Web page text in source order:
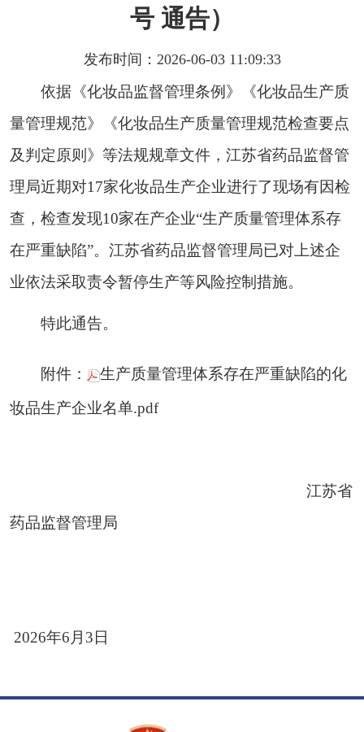
号 通告）
发布时间：2026-06-03 11:09:33
依据《化妆品监督管理条例》《化妆品生产质
量管理规范》《化妆品生产质量管理规范检查要点
及判定原则》等法规规章文件，江苏省药品监督管
理局近期对17家化妆品生产企业进行了现场有因检
查，检查发现10家在产企业“生产质量管理体系存
在严重缺陷”。江苏省药品监督管理局已对上述企
业依法采取责令暂停生产等风险控制措施。
特此通告。
附件：
生产质量管理体系存在严重缺陷的化
妆品生产企业名单.pdf
江苏省
药品监督管理局
2026年6月 3日